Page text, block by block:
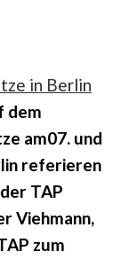
in Berlin
dem
am07. und
referieren
TAP
Viehmann,
zum